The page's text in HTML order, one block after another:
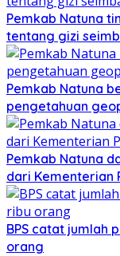
Pemkab Natuna
tentang gizi
Pemkab Natuna
pengetahuan
Pemkab Natuna
dari Kementerian
BPS catat jumlah
orang